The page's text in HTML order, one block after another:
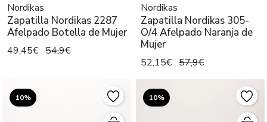
Nordikas
Zapatilla Nordikas 2287
Afelpado Botella de Mujer
49,45€ 54,9€
Nordikas
Zapatilla Nordikas 305-
O/4 Afelpado Naranja de
Mujer
52,15€ 57,9€
10% 10%